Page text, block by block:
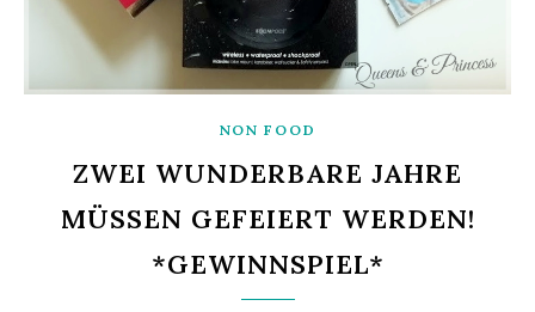
NON FOOD
ZWEI WUNDERBARE JAHRE
MÜSSEN GEFEIERT WERDEN!
*GEWINNSPIEL*